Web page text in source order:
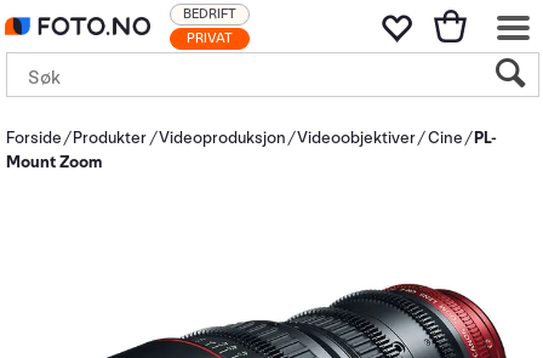
PRIVAT
BEDRIFT
Forside Produkter Videoproduksjon Videoobjektiver Cine PL-
Mount Zoom